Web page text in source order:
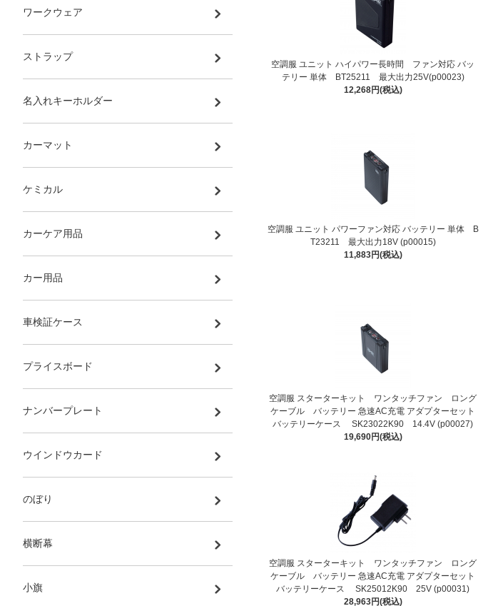
空調服 ユニット ハイパワー長時間 ファン対応 バッ
テリー 単体 BT25211 最大出力25V(p00023)
12,268円(税込)
空調服 ユニット パワーファン対応 バッテリー 単体 B
T23211 最大出力18V (p00015)
11,883円(税込)
空調服 スターターキット ワンタッチファン ロング
ケーブル バッテリー 急速AC充電 アダプターセット
バッテリーケース SK23022K90 14.4V (p00027)
19,690円(税込)
空調服 スターターキット ワンタッチファン ロング
ケーブル バッテリー 急速AC充電 アダプターセット
バッテリーケース SK25012K90 25V (p00031)
28,963円(税込)
ワークウェア
ストラップ
名入れキーホルダー
カーマット
ケミカル
カーケア用品
カー用品
車検証ケース
プライスボード
ナンバープレート
ウインドウカード
のぼり
横断幕
小旗